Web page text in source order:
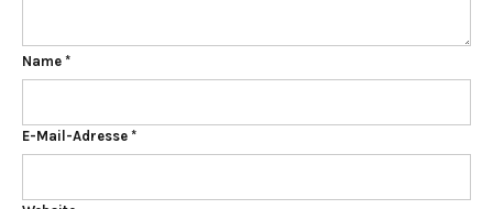
Name *
E-Mail-Adresse *